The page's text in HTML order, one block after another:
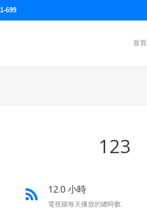
699
首頁
123
12.0 小時
電視牆每天播放的總時數.